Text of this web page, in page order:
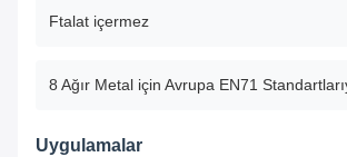
Ftalat içermez
8 Ağır Metal için Avrupa EN71
Uygulamalar